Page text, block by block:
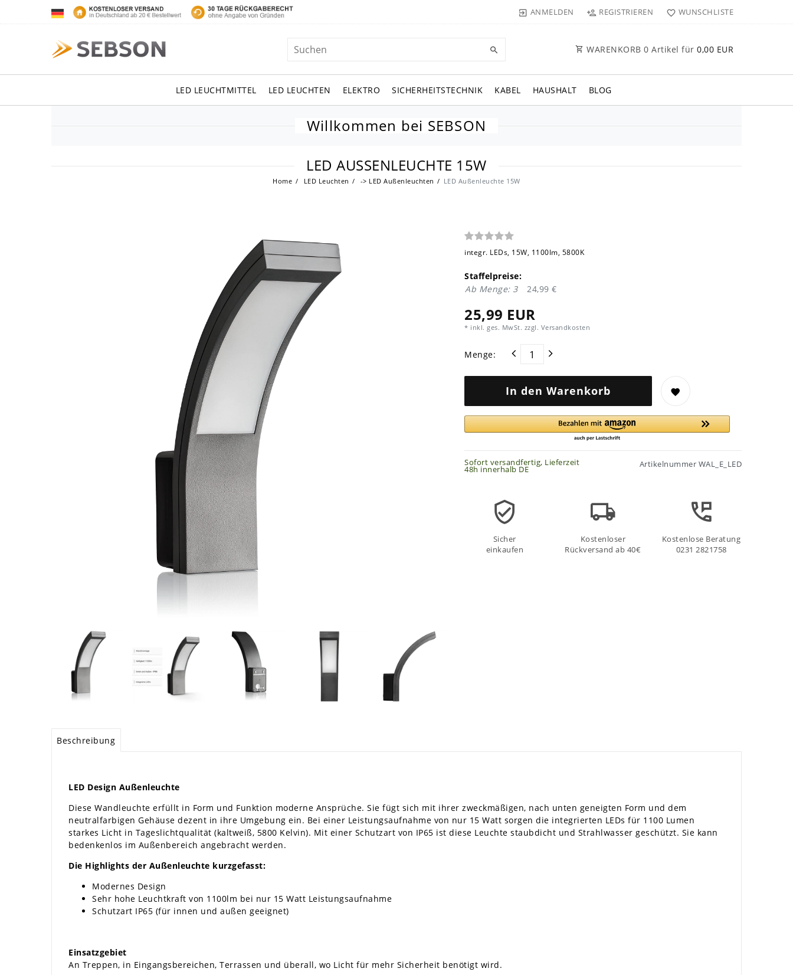
ANMELDEN REGISTRIEREN WUNSCHLISTE
WARENKORB 0 Artikel für 0,00 EUR
LED LEUCHTMITTEL LED LEUCHTEN ELEKTRO SICHERHEITSTECHNIK KABEL HAUSHALT BLOG
Willkommen bei SEBSON
LED AUSSENLEUCHTE 15W
Home LED Leuchten -> LED Außenleuchten LED Außenleuchte 15W
integr. LEDs, 15W, 1100lm, 5800K
Staffelpreise:
Ab Menge: 3
24,99 €
25,99 EUR
* inkl. ges. MwSt. zzgl. Versandkosten
Menge:
In den Warenkorb
Sofort versandfertig, Lieferzeit
48h innerhalb DE
Artikelnummer WAL_E_LED
Sicher
einkaufen
Kostenloser
Rückversand ab 40€
Kostenlose Beratung
0231 2821758
Beschreibung
LED Design Außenleuchte
Diese Wandleuchte erfüllt in Form und Funktion moderne Ansprüche. Sie fügt sich mit ihrer zweckmäßigen, nach unten geneigten Form und dem
neutralfarbigen Gehäuse dezent in ihre Umgebung ein. Bei einer Leistungsaufnahme von nur 15 Watt sorgen die integrierten LEDs für 1100 Lumen
starkes Licht in Tageslichtqualität (kaltweiß, 5800 Kelvin). Mit einer Schutzart von IP65 ist diese Leuchte staubdicht und Strahlwasser geschützt. Sie kann
bedenkenlos im Außenbereich angebracht werden.
Die Highlights der Außenleuchte kurzgefasst:
Modernes Design
Sehr hohe Leuchtkraft von 1100lm bei nur 15 Watt Leistungsaufnahme
Schutzart IP65 (für innen und außen geeignet)
Einsatzgebiet
An Treppen, in Eingangsbereichen, Terrassen und überall, wo Licht für mehr Sicherheit benötigt wird.